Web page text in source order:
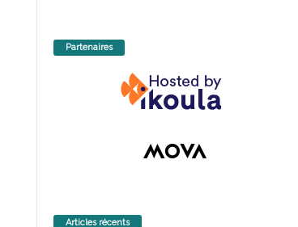
Partenaires
Articles récents